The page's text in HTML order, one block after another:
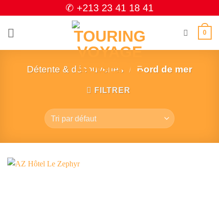
au
contenu
✆ +213 23 41 18 41
0
Détente & découvertes / Bord de mer
FILTRER